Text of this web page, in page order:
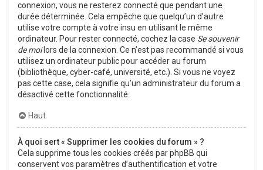
connexion, vous ne resterez connecté que pendant une
durée déterminée. Cela empêche que quelqu’un d’autre
utilise votre compte à votre insu en utilisant le même
ordinateur. Pour rester connecté, cochez la case Se souvenir
de moilors de la connexion. Ce n’est pas recommandé si vous
utilisez un ordinateur public pour accéder au forum
(bibliothèque, cyber-café, université, etc.). Si vous ne voyez
pas cette case, cela signifie qu’un administrateur du forum a
désactivé cette fonctionnalité.
Haut
À quoi sert « Supprimer les cookies du forum » ?
Cela supprime tous les cookies créés par phpBB qui
conservent vos paramètres d’authentification et votre